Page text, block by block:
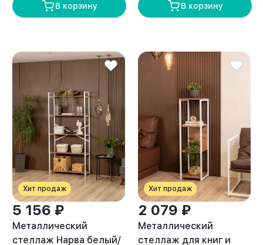
В корзину В корзину
Хит продаж
5 156 ₽
Металлический
стеллаж Нарва белый/
Хит продаж
2 079 ₽
Металлический
стеллаж для книг и